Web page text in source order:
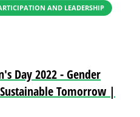
AND LEADERSHIP
Day 2022 - Gender
Tomorrow |